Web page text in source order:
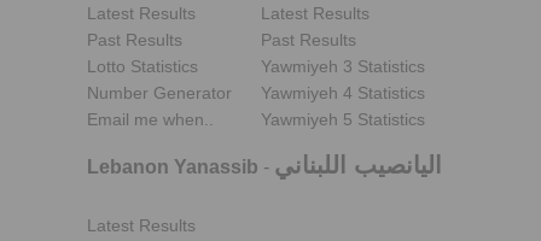
Latest Results
Past Results
Lotto Statistics
Number Generator
Email me when..
Latest Results
Past Results
Yawmiyeh 3 Statistics
Yawmiyeh 4 Statistics
Yawmiyeh 5 Statistics
Lebanon Yanassib - اليانصيب اللبناني
Latest Results